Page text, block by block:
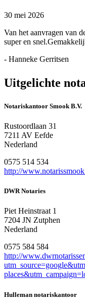
30 mei 2026
Van het aanvragen van
super en
- Hanneke Gerritsen
Uitgelichte
Notariskantoor Smook B.V.
Rustoordlaan 31
7211 AV Eefde
Nederland
0575 514 534
http://
DWR Notaries
Piet Heinstraat 1
7204 JN Zutphen
Nederland
0575 584 584
http://
Hulleman notariskantoor